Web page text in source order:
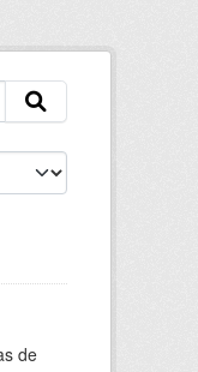
de